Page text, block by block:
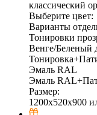
классический
Выберите цвет:
Варианты
Тонировки
Венге/Беленый
Эмаль RAL
Эмаль
Размер:
1200x520x900